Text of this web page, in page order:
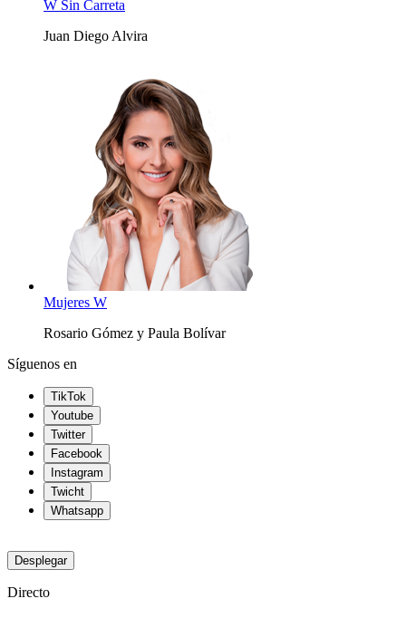
W Sin Carreta
Juan Diego Alvira
Mujeres W
Rosario Gómez y Paula Bolívar
Síguenos en
TikTok
Youtube
Twitter
Facebook
Instagram
Twicht
Whatsapp
Desplegar
Directo